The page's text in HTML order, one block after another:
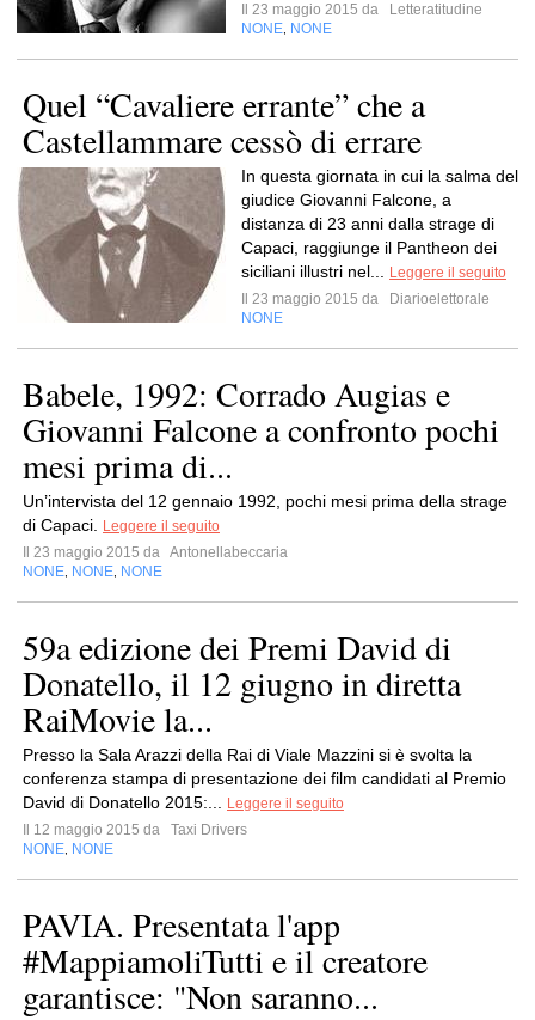
Il 23 maggio 2015 da
Letteratitudine
NONE NONE
Quel “Cavaliere errante” che a
Castellammare cessò di errare
In questa giornata in cui la salma del
giudice Giovanni Falcone, a
distanza di 23 anni dalla strage di
Capaci, raggiunge il Pantheon dei
siciliani illustri nel...
Leggere il seguito
Il 23 maggio 2015 da
Diarioelettorale
NONE
Babele, 1992: Corrado Augias e
Giovanni Falcone a confronto pochi
mesi prima di...
Un’intervista del 12 gennaio 1992, pochi mesi prima della strage
di Capaci.
Leggere il seguito
Il 23 maggio 2015 da Antonellabeccaria
NONE NONE NONE
59a edizione dei Premi David di
Donatello, il 12 giugno in diretta
RaiMovie la...
Presso la Sala Arazzi della Rai di Viale Mazzini si è svolta la
conferenza stampa di presentazione dei film candidati al Premio
David di Donatello 2015:...
Leggere il seguito
Il 12 maggio 2015 da
Taxi Drivers
NONE NONE
PAVIA. Presentata l'app
#MappiamoliTutti e il creatore
garantisce: "Non saranno...